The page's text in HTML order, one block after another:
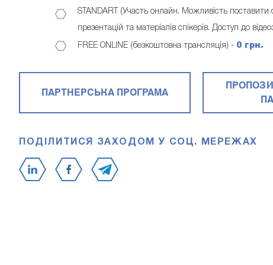
STANDART (Участь онлайн. Можливість
презентацій та матеріалів спікерів. Доступ до
FREE ONLINE (безкоштовна трансляція) - 0 грн.
ПАРТНЕРСЬКА ПРОГРАМА
ПОДІЛИТИСЯ ЗАХОДОМ У СОЦ. МЕРЕЖАХ